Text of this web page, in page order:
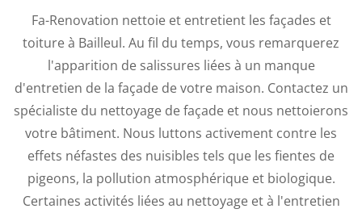
Fa-Renovation nettoie et entretient les façades et
toiture à Bailleul. Au fil du temps, vous remarquerez
l'apparition de salissures liées à un manque
d'entretien de la façade de votre maison. Contactez un
spécialiste du nettoyage de façade et nous nettoierons
votre bâtiment. Nous luttons activement contre les
effets néfastes des nuisibles tels que les fientes de
pigeons, la pollution atmosphérique et biologique.
Certaines activités liées au nettoyage et à l'entretien